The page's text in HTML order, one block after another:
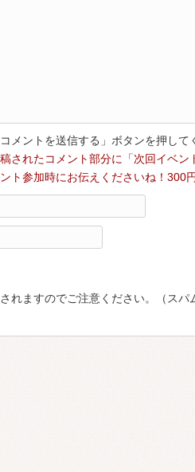
メントを送信する」ボタンを押して
されたコメント部分に「次回イベン
ト参加時にお伝えくださいね！300
れますのでご注意ください。（スパ